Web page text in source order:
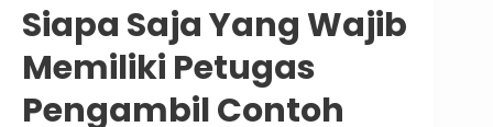
Siapa Saja Yang Wajib
Memiliki Petugas
Pengambil Contoh